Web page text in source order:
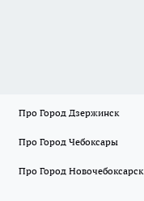
Про Город Дзержинск
Про Город Чебоксары
Про Город Новочебоксарск